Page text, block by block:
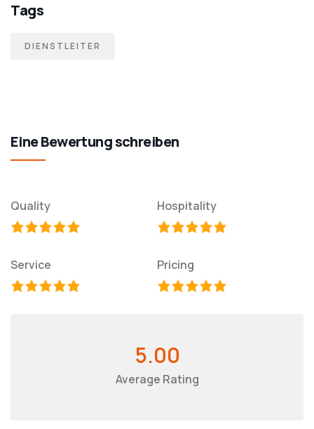
Tags
DIENSTLEITER
Eine Bewertung schreiben
Quality Hospitality
Service Pricing
5.00
Average Rating